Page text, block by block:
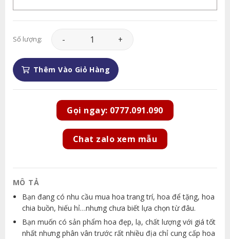
Số lượng: Hoa Tình Yêu - HTY030 số lượng
Thêm Vào Giỏ Hàng
Gọi ngay: 0777.091.090
Chat zalo xem mẫu
MÔ TẢ
Bạn đang có nhu cầu mua hoa trang trí, hoa để tặng, hoa
chia buồn, hiếu hỉ…nhưng chưa biết lựa chọn từ đâu.
Bạn muốn có sản phẩm hoa đẹp, lạ, chất lượng với giá tốt
nhất nhưng phân vân trước rất nhiều địa chỉ cung cấp hoa